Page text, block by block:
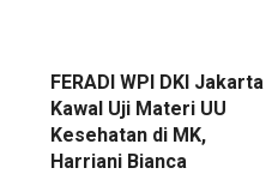
FERADI WPI DKI Jakarta
Kawal Uji Materi UU
Kesehatan di MK,
Harriani Bianca